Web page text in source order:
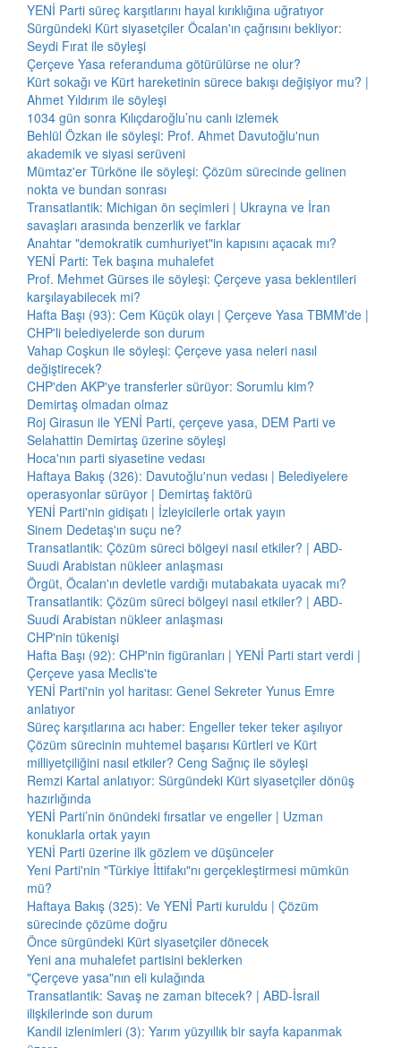
YENİ Parti süreç karşıtlarını hayal kırıklığına uğratıyor
Sürgündeki Kürt siyasetçiler Öcalan'ın çağrısını bekliyor:
Seydi Fırat ile söyleşi
Çerçeve Yasa referanduma götürülürse ne olur?
Kürt sokağı ve Kürt hareketinin sürece bakışı değişiyor mu? |
Ahmet Yıldırım ile söyleşi
1034 gün sonra Kılıçdaroğlu’nu canlı izlemek
Behlül Özkan ile söyleşi: Prof. Ahmet Davutoğlu'nun
akademik ve siyasi serüveni
Mümtaz'er Türköne ile söyleşi: Çözüm sürecinde gelinen
nokta ve bundan sonrası
Transatlantik: Michigan ön seçimleri | Ukrayna ve İran
savaşları arasında benzerlik ve farklar
Anahtar "demokratik cumhuriyet"in kapısını açacak mı?
YENİ Parti: Tek başına muhalefet
Prof. Mehmet Gürses ile söyleşi: Çerçeve yasa beklentileri
karşılayabilecek mi?
Hafta Başı (93): Cem Küçük olayı | Çerçeve Yasa TBMM'de |
CHP'li belediyelerde son durum
Vahap Coşkun ile söyleşi: Çerçeve yasa neleri nasıl
değiştirecek?
CHP'den AKP'ye transferler sürüyor: Sorumlu kim?
Demirtaş olmadan olmaz
Roj Girasun ile YENİ Parti, çerçeve yasa, DEM Parti ve
Selahattin Demirtaş üzerine söyleşi
Hoca'nın parti siyasetine vedası
Haftaya Bakış (326): Davutoğlu'nun vedası | Belediyelere
operasyonlar sürüyor | Demirtaş faktörü
YENİ Parti'nin gidişatı | İzleyicilerle ortak yayın
Sinem Dedetaş'ın suçu ne?
Transatlantik: Çözüm süreci bölgeyi nasıl etkiler? | ABD-
Suudi Arabistan nükleer anlaşması
Örgüt, Öcalan'ın devletle vardığı mutabakata uyacak mı?
Transatlantik: Çözüm süreci bölgeyi nasıl etkiler? | ABD-
Suudi Arabistan nükleer anlaşması
CHP'nin tükenişi
Hafta Başı (92): CHP'nin figüranları | YENİ Parti start verdi |
Çerçeve yasa Meclis'te
YENİ Parti'nin yol haritası: Genel Sekreter Yunus Emre
anlatıyor
Süreç karşıtlarına acı haber: Engeller teker teker aşılıyor
Çözüm sürecinin muhtemel başarısı Kürtleri ve Kürt
milliyetçiliğini nasıl etkiler? Ceng Sağnıç ile söyleşi
Remzi Kartal anlatıyor: Sürgündeki Kürt siyasetçiler dönüş
hazırlığında
YENİ Parti’nin önündeki fırsatlar ve engeller | Uzman
konuklarla ortak yayın
YENİ Parti üzerine ilk gözlem ve düşünceler
Yeni Parti'nin "Türkiye İttifakı"nı gerçekleştirmesi mümkün
mü?
Haftaya Bakış (325): Ve YENİ Parti kuruldu | Çözüm
sürecinde çözüme doğru
Önce sürgündeki Kürt siyasetçiler dönecek
Yeni ana muhalefet partisini beklerken
"Çerçeve yasa"nın eli kulağında
Transatlantik: Savaş ne zaman bitecek? | ABD-İsrail
ilişkilerinde son durum
Kandil izlenimleri (3): Yarım yüzyıllık bir sayfa kapanmak